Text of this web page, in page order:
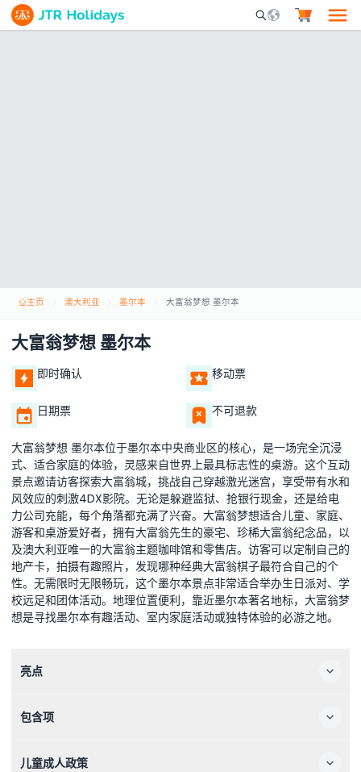
Mobile Search
主页 澳大利亚 墨尔本 大富翁梦想 墨尔本
大富翁梦想 墨尔本
即时确认 移动票
日期票 不可退款
大富翁梦想 墨尔本位于墨尔本中央商业区的核心，是一场完全沉浸
式、适合家庭的体验，灵感来自世界上最具标志性的桌游。这个互动
景点邀请访客探索大富翁城，挑战自己穿越激光迷宫，享受带有水和
风效应的刺激4DX影院。无论是躲避监狱、抢银行现金，还是给电
力公司充能，每个角落都充满了兴奋。大富翁梦想适合儿童、家庭、
游客和桌游爱好者，拥有大富翁先生的豪宅、珍稀大富翁纪念品，以
及澳大利亚唯一的大富翁主题咖啡馆和零售店。访客可以定制自己的
地产卡，拍摄有趣照片，发现哪种经典大富翁棋子最符合自己的个
性。无需限时无限畅玩，这个墨尔本景点非常适合举办生日派对、学
校远足和团体活动。地理位置便利，靠近墨尔本著名地标，大富翁梦
想是寻找墨尔本有趣活动、室内家庭活动或独特体验的必游之地。
亮点
包含项
儿童成人政策